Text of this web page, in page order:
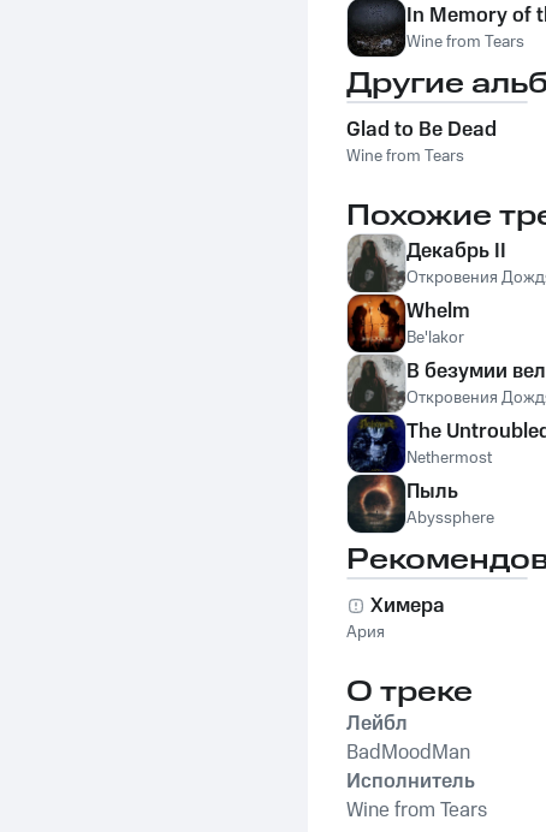
In Memory of
Wine from Tears
Другие
Glad to Be Dead
Wine from Tears
Похожие
Декабрь II
Откровения
Whelm
Be'lakor
В безумии
Откровения
The
Nethermost
Пыль
Abyssphere
Химера
Ария
О треке
Лейбл
BadMoodMan
Исполнитель
Wine from Tears